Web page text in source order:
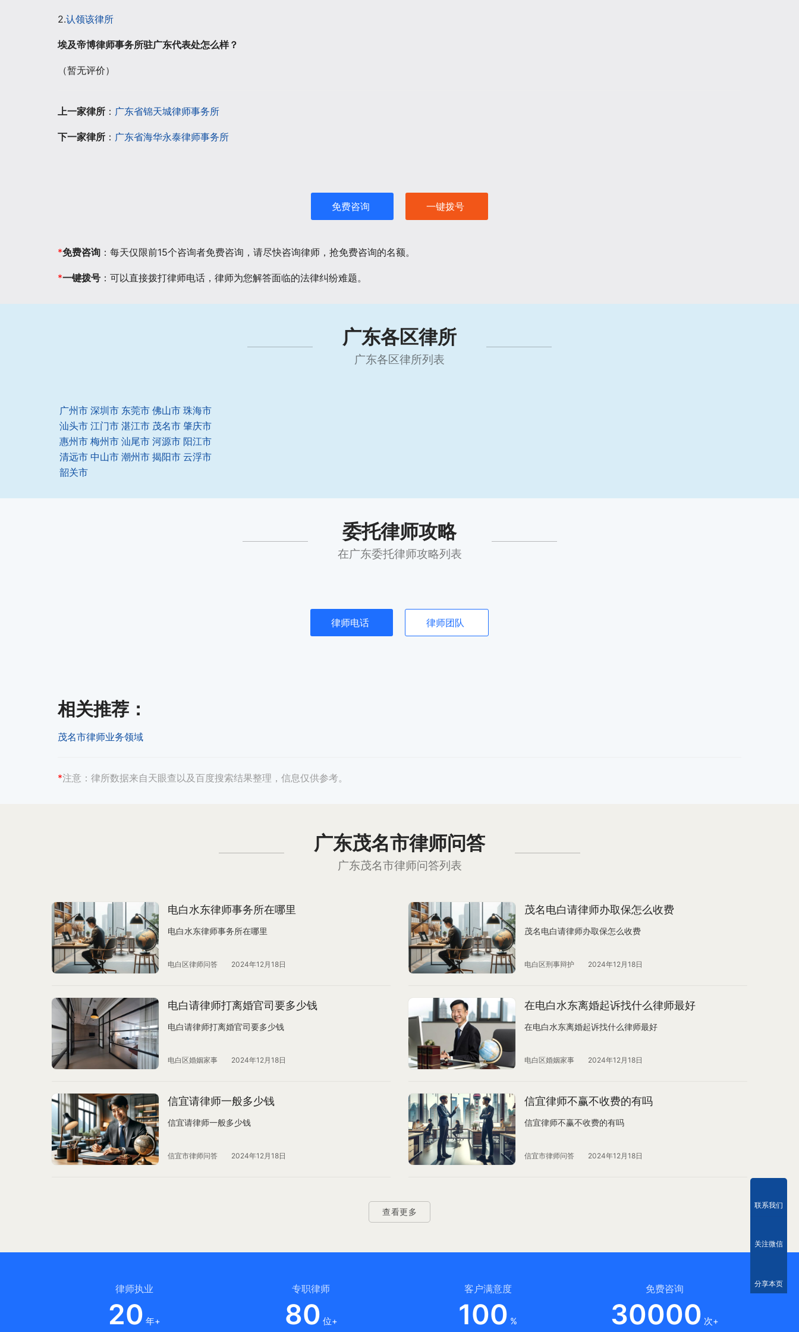
2.认领该律所
埃及帝博律师事务所驻广东代表处怎么样？
（暂无评价）
上一家律所 ： 广东省锦天城律师事务所
下一家律所 ： 广东省海华永泰律师事务所
免费咨询 一键拨号
*免费咨询 ：每天仅限前15个咨询者免费咨询，请尽快咨询律师，抢免费咨询的名额。
*一键拨号 ：可以直接拨打律师电话，律师为您解答面临的法律纠纷难题。
广东各区律所
广东各区律所列表
广州市 深圳市 东莞市 佛山市 珠海市
汕头市 江门市 湛江市 茂名市 肇庆市
惠州市 梅州市 汕尾市 河源市 阳江市
清远市 中山市 潮州市 揭阳市 云浮市
韶关市
委托律师攻略
在广东委托律师攻略列表
律师电话 律师团队
相关推荐 ：
茂名市律师业务领域
*注意： 律所数据来自天眼查以及百度搜索结果整理，信息仅供参考。
广东茂名市律师问答
广东茂名市律师问答列表
电白水东律师事务所在哪里
电白水东律师事务所在哪里
电白区律师问答 2024年12月18日
茂名电白请律师办取保怎么收费
茂名电白请律师办取保怎么收费
电白区刑事辩护 2024年12月18日
电白请律师打离婚官司要多少钱
电白请律师打离婚官司要多少钱
电白区婚姻家事 2024年12月18日
在电白水东离婚起诉找什么律师最好
在电白水东离婚起诉找什么律师最好
电白区婚姻家事 2024年12月18日
信宜请律师一般多少钱
信宜请律师一般多少钱
信宜市律师问答 2024年12月18日
信宜律师不赢不收费的有吗
信宜律师不赢不收费的有吗
信宜市律师问答 2024年12月18日
查看更多
律师执业
20 年+
专职律师
80 位+
客户满意度
100 %
免费咨询
30000 次+
联系我们
关注微信
分享本页